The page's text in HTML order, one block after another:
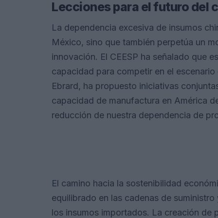
Lecciones para el futuro del
La dependencia excesiva de insumos
México, sino que también perpetúa un
innovación. El CEESP ha señalado que
capacidad para competir en el
Ebrard, ha propuesto iniciativas
capacidad de manufactura en América
reducción de nuestra dependencia de
El camino hacia la sostenibilidad
equilibrado en las cadenas de
los insumos importados. La creación de